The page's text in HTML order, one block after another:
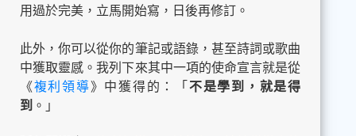
用過於完美，立馬開始寫，日後再修訂。
此外，你可以從你的筆記或語錄，甚至詩詞或歌曲
中獲取靈感。我列下來其中一項的使命宣言就是從
《複利領導》中獲得的：「不是學到，就是得
到 。」